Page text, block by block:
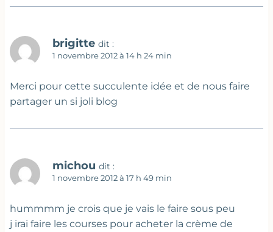
brigitte dit :
1 novembre 2012 à 14 h 24 min
Merci pour cette succulente idée et de nous faire
partager un si joli blog
michou dit :
1 novembre 2012 à 17 h 49 min
hummmm je crois que je vais le faire sous peu
j irai faire les courses pour acheter la crème de